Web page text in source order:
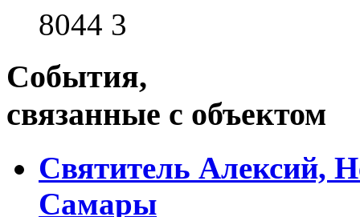
8044 3
События,
связанные с объектом
Святитель Алексий,
Самары